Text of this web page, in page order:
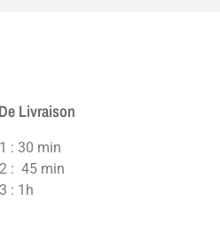
Livraison
: 30 min
: 45 min
: 1h